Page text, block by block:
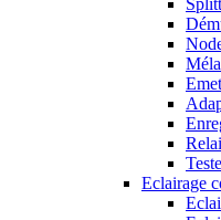
Eclairage